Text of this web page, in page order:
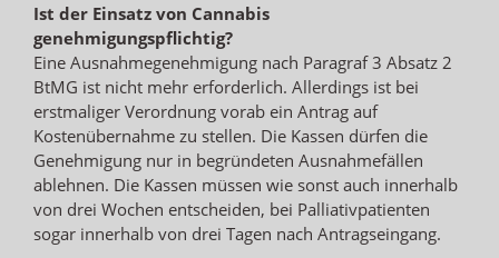
Ist der Einsatz von Cannabis
genehmigungspflichtig?
Eine Ausnahmegenehmigung nach Paragraf 3 Absatz 2
BtMG ist nicht mehr erforderlich. Allerdings ist bei
erstmaliger Verordnung vorab ein Antrag auf
Kostenübernahme zu stellen. Die Kassen dürfen die
Genehmigung nur in begründeten Ausnahmefällen
ablehnen. Die Kassen müssen wie sonst auch innerhalb
von drei Wochen entscheiden, bei Palliativpatienten
sogar innerhalb von drei Tagen nach Antragseingang.